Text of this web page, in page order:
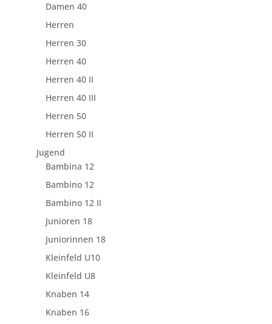
Damen 40
Herren
Herren 30
Herren 40
Herren 40 II
Herren 40 III
Herren 50
Herren 50 II
Jugend
Bambina 12
Bambino 12
Bambino 12 II
Junioren 18
Juniorinnen 18
Kleinfeld U10
Kleinfeld U8
Knaben 14
Knaben 16